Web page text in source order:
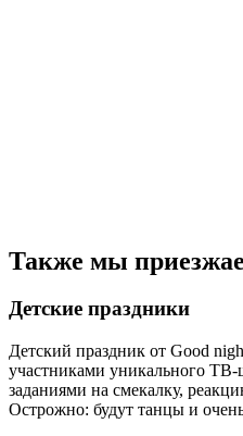
Также мы
Детские праздники
Детский праздник от Good
участниками уникального
заданиями на смекалку,
Острожно: будут танцы и